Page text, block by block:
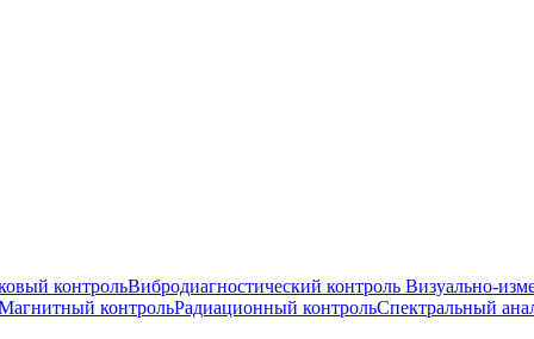
контрольВибродиагностический контроль Визуально-
контрольРадиационный контрольСпектральный